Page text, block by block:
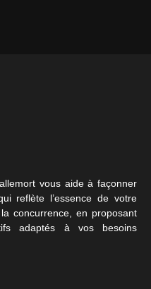
vous aide à façonner
reflète l’essence de votre
concurrence, en proposant
adaptés à vos besoins